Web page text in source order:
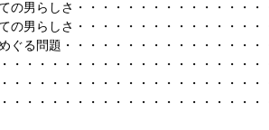
男らしさ・・・・・・・・・・・・・・・
男らしさ・・・・・・・・・・・・・・・
る問題・・・・・・・・・・・・・・・・
・・・・・・・・・・・・・・・・・・・・
・・・・・・・・・・・・・・・・・・・・
・・・・・・・・・・・・・・・・・・・・